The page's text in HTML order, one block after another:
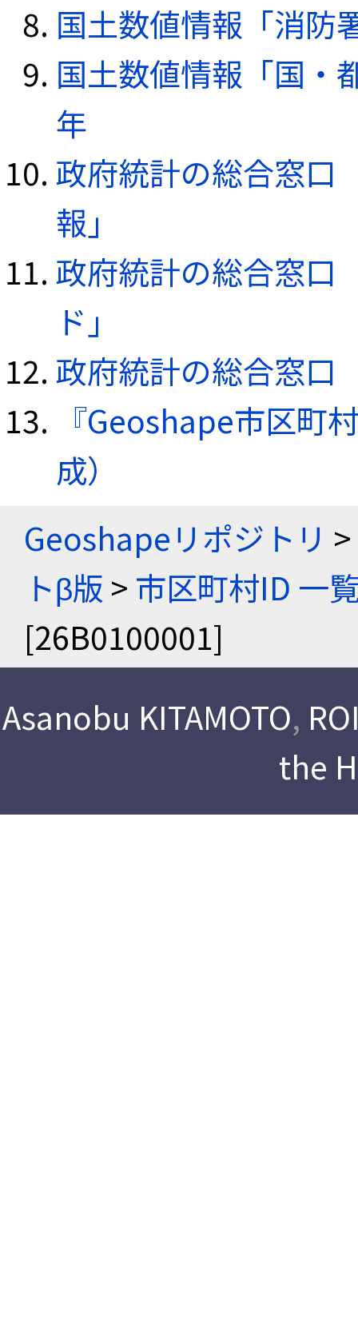
国土数値情報「消防
国土数値情報「国・
年
政府統計の総合窓口
報」
政府統計の総合窓口
ド」
政府統計の総合窓口
『Geoshape市区町
成）
Geoshapeリポジトリ >
トβ版 > 市区町村ID 一
[26B0100001]
Asanobu KITAMOTO,
the